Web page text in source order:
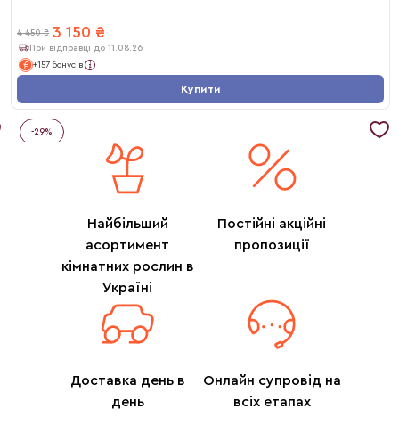
4 450 ₴ 3 150 ₴
При відправці до 11.08.26
+157 бонусів
Купити
-29%
Найбільший
асортимент
кімнатних рослин в
Україні
Постійні акційні
пропозиції
Доставка день в
день
Онлайн супровід на
всіх етапах